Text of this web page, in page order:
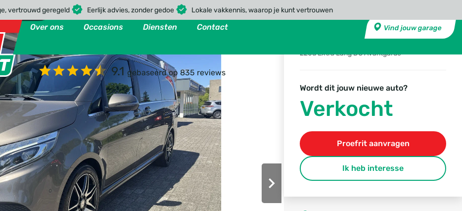
vertrouwd geregeld Eerlijk advies, zonder gedoe Lokale vakkennis, waarop je kunt vertrouwen
Over ons Occasions Diensten Contact Vind jouw garage
9.1 gebaseerd op 835 reviews
Mercedes-Benz V-
220d Extra Lang DC Avantgarde
Wordt dit jouw nieuwe auto?
Verkocht
Proefrit aanvragen
Ik heb interesse